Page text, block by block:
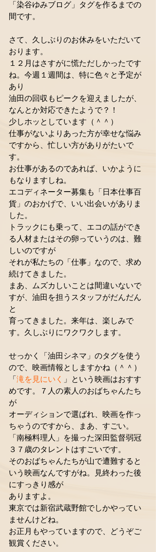
「染谷ゆみブログ」タグを作るまでの
間です。
さて、久しぶりのお休みをいただいて
おります。
１２月はさすがに慌ただしかったです
ね。今週１週間は、特に色々と予定が
あり
油田の回収もピークを迎えましたが、
なんとか対応できたようで？！
少しホッとしています（＾＾）
仕事がないよりあった方が幸せな悩み
ですから、忙しい方がありがたいで
す。
お仕事があるのであれば、いかように
もなりますしね。
エコディネーター募集も「日本仕事百
貨」のおかげで、いい出会いがありま
した。
トラックにも乗って、エコの話ができ
る人材またはその卵っていうのは、難
しいのですが
それが私たちの「仕事」なので、求め
続けてきました。
まあ、ムズカしいことは間違いないで
すが、油田を担うスタッフがだんだん
と
育ってきました。来年は、楽しみで
す。久しぶりにワクワクします。
せっかく「油田シネマ」のタグを使う
ので、映画情報としますかね（＾＾）
「 滝を見にいく
」という映画はおすす
めです。７人の素人のおばちゃんたち
が
オーディションで選ばれ、映画を作っ
ちゃうのですから、まあ、すごい。
「南極料理人」を撮った深田監督弱冠
３７歳のタレントはすごいです。
そのおばちゃんたちが山で遭難すると
いう映画なんですがね。見終わった後
にすっきり感が
ありますよ。
東京では新宿武蔵野館でしかやってい
ませんけどね。
お正月もやっていますので、どうぞご
観賞ください。